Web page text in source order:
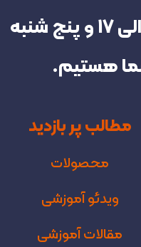
از شنبه تا چهار شنبه‌ 9 الی 17 و پنج شنبه
مطالب پر بازدید
محصولات
ویدئو آموزشی
مقالات آموزشی